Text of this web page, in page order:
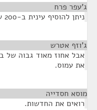
ג'עפר פרח
ניתן להוסיף עינית ב-200 שקלים, שזה יותר זול מה-DTT.
ג'וזף אטרש
אבל אחוז מאוד גבוה של
את עמוס.
מוסא חסדייה
רואים את החדשות.